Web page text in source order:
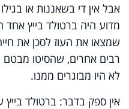
אבל אין די בשאננות או
מדוע היה ברטולד בייץ
שמצאו את העוז לסכן את
רבים אחרים, שהסיטו מבטם
לא היו מבוגרים ממנו.
אין ספק בדבר: ברטולד בייץ